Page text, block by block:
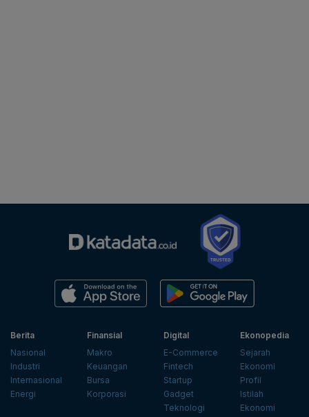
Berita
Nasional
Industri
Internasional
Energi
Finansial
Makro
Keuangan
Bursa
Korporasi
Digital
E-Commerce
Fintech
Startup
Gadget
Teknologi
Ekonopedia
Sejarah
Ekonomi
Profil
Istilah
Ekonomi